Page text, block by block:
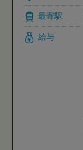
最寄駅
給与